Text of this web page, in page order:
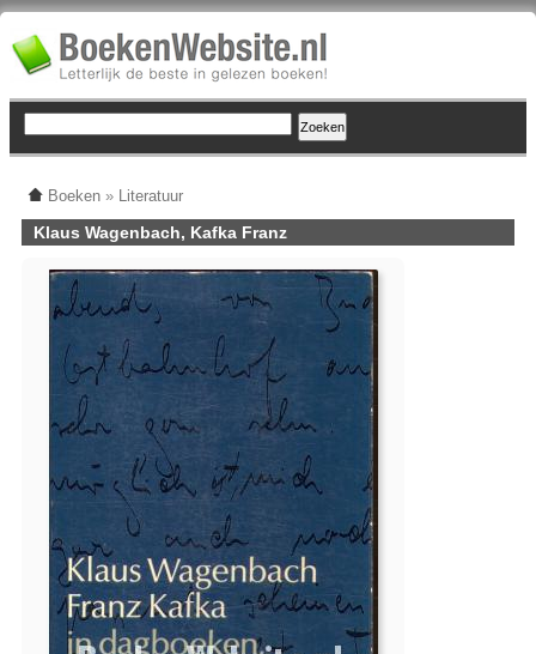
Boeken » Literatuur
Klaus Wagenbach, Kafka Franz